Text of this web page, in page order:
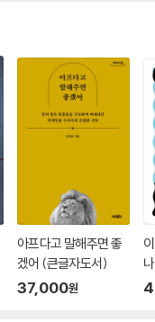
아프다고 말해주면 좋
겠어 (큰글자도서)
37,000원